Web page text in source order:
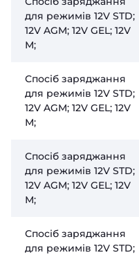
для режимів 12V STD;
12V AGM; 12V GEL; 12V
М;
Спосіб заряджання
для режимів 12V STD;
12V AGM; 12V GEL; 12V
М;
Спосіб заряджання
для режимів 12V STD;
12V AGM; 12V GEL; 12V
М;
Спосіб заряджання
для режимів 12V STD;